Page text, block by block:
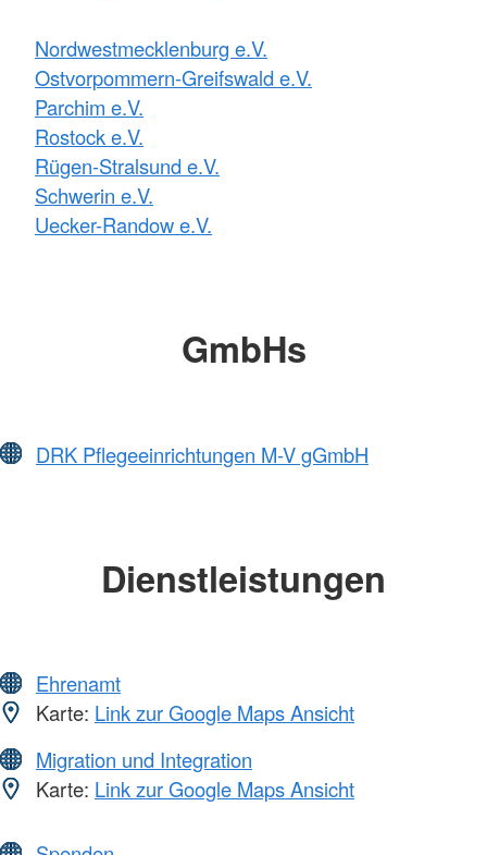
Nordwestmecklenburg e.V.
Ostvorpommern-Greifswald e.V.
Parchim e.V.
Rostock e.V.
Rügen-Stralsund e.V.
Schwerin e.V.
Uecker-Randow e.V.
GmbHs
DRK Pflegeeinrichtungen M-V gGmbH
Dienstleistungen
Ehrenamt
Karte: Link zur Google Maps Ansicht
Migration und Integration
Karte: Link zur Google Maps Ansicht